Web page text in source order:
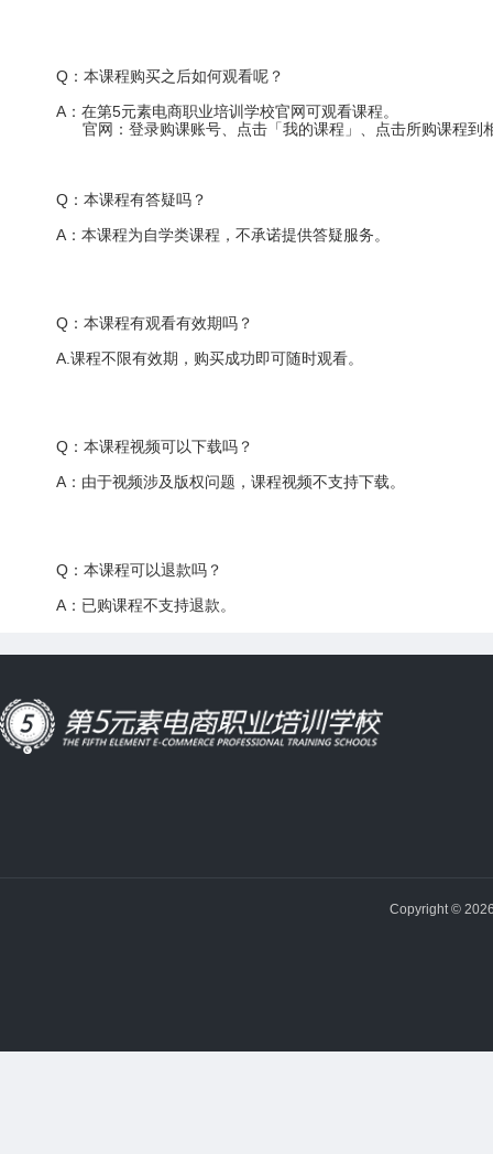
Q：本课程购买之后如何观看呢？
A：在第5元素电商职业培训学校官网可观看课程。
官网：登录购课账号、点击「我的课程」、点击所购课程到
Q：本课程有答疑吗？
A：本课程为自学类课程，不承诺提供答疑服务。
Q：本课程有观看有效期吗？
A.课程不限有效期，购买成功即可随时观看。
Q：本课程视频可以下载吗？
A：由于视频涉及版权问题，课程视频不支持下载。
Q：本课程可以退款吗？
A：已购课程不支持退款。
Copyright ©